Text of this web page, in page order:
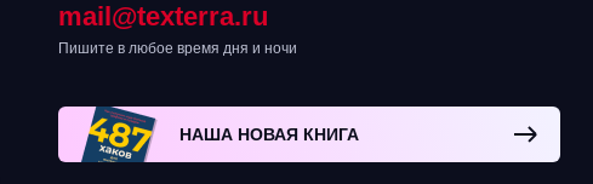
mail@texterra.ru
Пишите в любое время дня и ночи
НАША НОВАЯ КНИГА